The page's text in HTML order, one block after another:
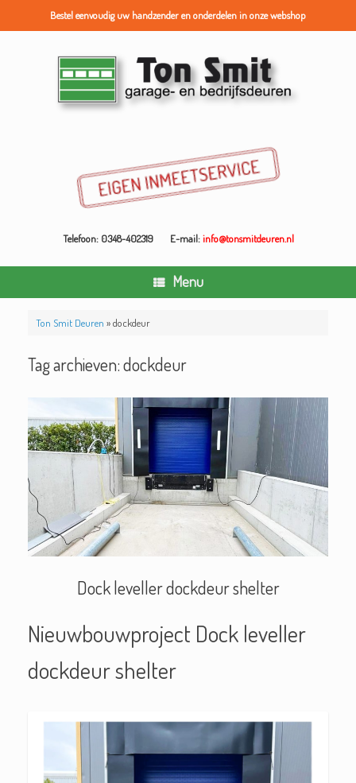
Bestel eenvoudig uw handzender en onderdelen in onze webshop
Telefoon: 0348-402319 E-mail:info@tonsmitdeuren.nl
Menu
Ton Smit Deuren »dockdeur
Tag archieven:dockdeur
Dock leveller dockdeur shelter
Nieuwbouwproject Dock leveller
dockdeur shelter